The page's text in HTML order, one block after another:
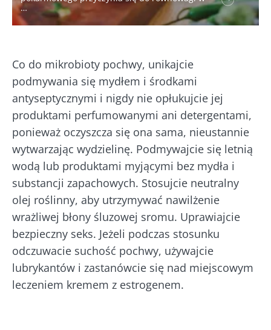
…
Co do mikrobioty pochwy, unikajcie
podmywania się mydłem i środkami
antyseptycznymi i nigdy nie opłukujcie jej
produktami perfumowanymi ani detergentami,
ponieważ oczyszcza się ona sama, nieustannie
wytwarzając wydzielinę. Podmywajcie się letnią
wodą lub produktami myjącymi bez mydła i
substancji zapachowych. Stosujcie neutralny
olej roślinny, aby utrzymywać nawilżenie
wrażliwej błony śluzowej sromu. Uprawiajcie
bezpieczny seks. Jeżeli podczas stosunku
odczuwacie suchość pochwy, używajcie
lubrykantów i zastanówcie się nad miejscowym
leczeniem kremem z estrogenem.
Microbiota BioCodex
Zapoznałem się i akceptuję
ogólne warunki
korzystaniaipolityka ochrony danych
* Pole obowiązkowe
BMI 20-35
Więcej informacji
Kefir –
naturalny
sprzymierzeniec
mikrobioty?
Lekko musujący,
kwaskowaty i
naturalnie
bogaty w żywe
mikroorganizmy
kefir zyskuje na
popularności
wśród mi...
Dowiedz się
więcej
Jogurty –
wspaniali
sprzymierzeńcy
mikrobiomu
jelitowego
Jogurt, serek
czy skyr –
wszystkie te
przysmaki mają
wspólną cechę:
są dobre dla
mikrobioty. Od
prawie stu ...
Dowiedz się
więcej
23/
a